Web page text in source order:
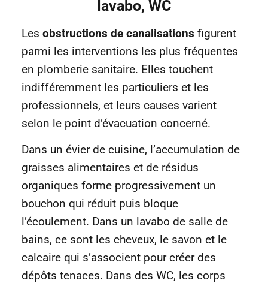
lavabo, WC
Les obstructions de canalisations figurent
parmi les interventions les plus fréquentes
en plomberie sanitaire. Elles touchent
indifféremment les particuliers et les
professionnels, et leurs causes varient
selon le point d’évacuation concerné.
Dans un évier de cuisine, l’accumulation de
graisses alimentaires et de résidus
organiques forme progressivement un
bouchon qui réduit puis bloque
l’écoulement. Dans un lavabo de salle de
bains, ce sont les cheveux, le savon et le
calcaire qui s’associent pour créer des
dépôts tenaces. Dans des WC, les corps